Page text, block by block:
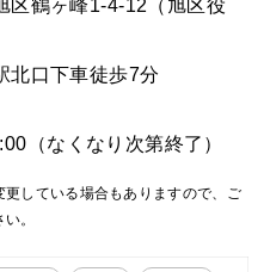
北口下車徒歩7分
（なくなり次第終了）
している場合もありますので、ご
。